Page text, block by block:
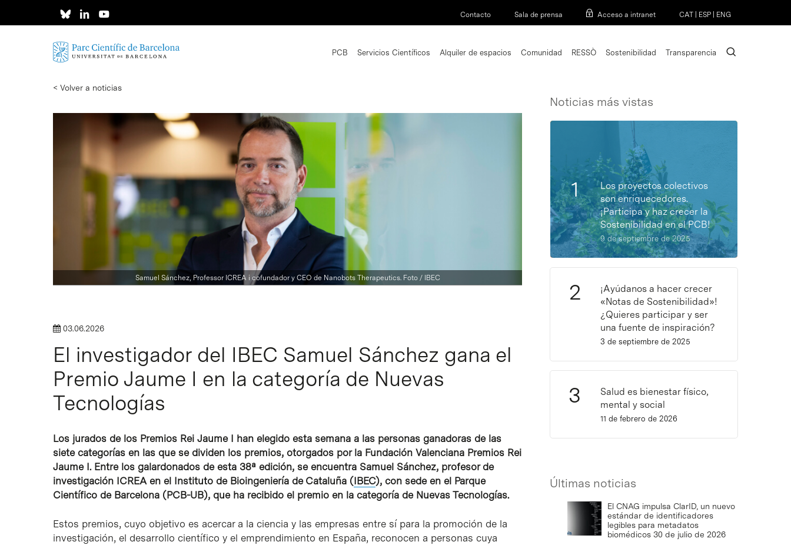
Contacto Sala de prensa Acceso a intranet CAT ESP ENG
PCB Servicios Científicos Alquiler de espacios Comunidad RESSÒ Sostenibilidad Transparencia search
< Volver a noticias
Samuel Sánchez, Professor ICREA i cofundador y CEO de Nanobots Therapeutics. Foto / IBEC
03.06.2026
El investigador del IBEC Samuel Sánchez gana el
Premio Jaume I en la categoría de Nuevas
Tecnologías
Los jurados de los Premios Rei Jaume I han elegido esta semana a las personas ganadoras de las
siete categorías en las que se dividen los premios, otorgados por la Fundación Valenciana Premios Rei
Jaume I. Entre los galardonados de esta 38ª edición, se encuentra Samuel Sánchez, profesor de
investigación ICREA en el Instituto de Bioingeniería de Cataluña (IBEC), con sede en el Parque
Científico de Barcelona (PCB-UB), que ha recibido el premio en la categoría de Nuevas Tecnologías.
Estos premios, cuyo objetivo es acercar a la ciencia y las empresas entre sí para la promoción de la
investigación, el desarrollo científico y el emprendimiento en España, reconocen a personas cuya
Noticias más vistas
Los proyectos colectivos
son enriquecedores.
¡Participa y haz crecer la
Sostenibilidad en el PCB!
9 de septiembre de 2025
¡Ayúdanos a hacer crecer
«Notas de Sostenibilidad»!
¿Quieres participar y ser
una fuente de inspiración?
3 de septiembre de 2025
Salud es bienestar físico,
mental y social
11 de febrero de 2026
Últimas noticias
El CNAG impulsa ClarID, un nuevo
estándar de identificadores
legibles para metadatos
biomédicos 30 de julio de 2026